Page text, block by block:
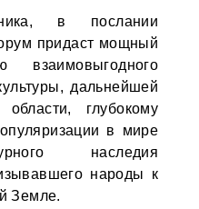
в послании
придаст мощный
взаимовыгодного
дальнейшей
глубокому
в мире
наследия
народы к
Земле.